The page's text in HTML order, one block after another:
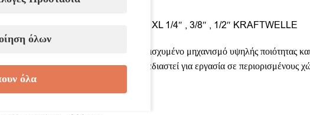
Σετ ενισχυμένες εκτεταμένες καστάνιες XL 1/4″ , 3/8″ , 1/2″ KRAFTWELLE
Κάθε καστάνια είναι εξοπλισμένη με ενισχυμένο μηχανισμό υψηλής ποιότητας
εκτεταμένες λαβές, αυτό το σετ έχει σχεδιαστεί για εργασία σε
Περιεχόμενο στο σετ:
όλων
όλα